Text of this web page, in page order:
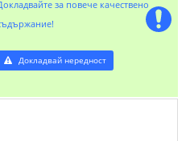
за повече качествено
Докладвай нередност